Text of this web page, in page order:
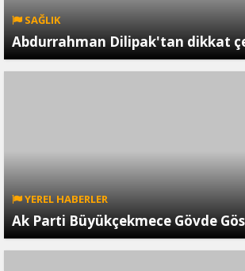
SAĞLIK
Abdurrahman Dilipak'tan dikkat
YEREL HABERLER
Ak Parti Büyükçekmece Gövde